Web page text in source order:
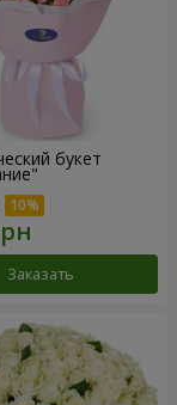
букет
Заказать